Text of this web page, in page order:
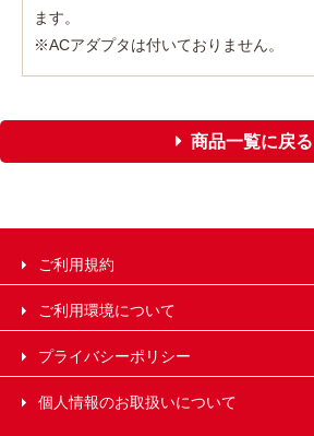
ます。
※ACアダプタは付いておりません。
商品一覧に戻る
ご利用規約
ご利用環境について
プライバシーポリシー
個人情報のお取扱いについて